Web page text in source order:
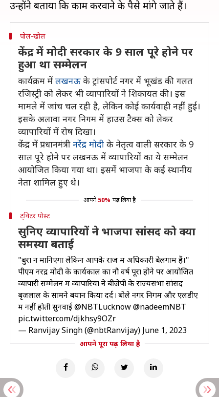
पोल-खोल
केंद्र में मोदी सरकार के 9 साल पूरे होने पर
हुआ था सम्मेलन
कार्यक्रम में लखनऊ के ट्रांसपोर्ट नगर में भूखंड की गलत
रजिस्ट्री को लेकर भी व्यापारियों ने शिकायत की। इस
मामले में जांच चल रही है, लेकिन कोई कार्यवाही नहीं हुई।
इसके अलावा नगर निगम में हाउस टैक्स को लेकर
व्यापारियों में रोष दिखा।
केंद्र में प्रधानमंत्री नरेंद्र मोदी के नेतृत्व वाली सरकार के 9
साल पूरे होने पर लखनऊ में व्यापारियों का ये सम्मेलन
आयोजित किया गया था। इसमें भाजपा के कई स्थानीय
नेता शामिल हुए थे।
आपने 50% पढ़ लिया है
ट्विटर पोस्ट
सुनिए व्यापारियों ने भाजपा सांसद को क्या
समस्या बताई
"बुरा न मानिएगा लेकिन आपके राज में अधिकारी बेलगाम हैं।"
पीएम नरेंद्र मोदी के कार्यकाल का नौ वर्ष पूरा होने पर आयोजित
व्यापारी सम्मेलन में व्यापारियों ने बीजेपी के राज्यसभा सांसद
बृजलाल के सामने बयान किया दर्द। बोले नगर निगम और एलडीए
में नहीं होती सुनवाई@NBTLucknow@nadeemNBT
pic.twitter.com/djkhsy9OZr
— Ranvijay Singh (@nbtRanvijay) June 1, 2023
आपने पूरा पढ़ लिया है